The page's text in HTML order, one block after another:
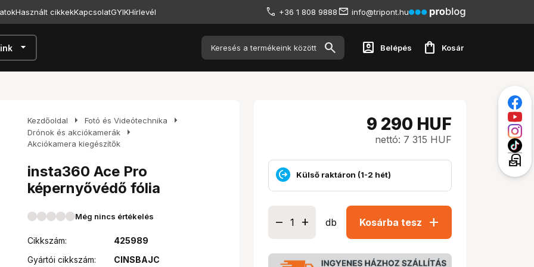
Használt cikkekKapcsolatGYIKHírlevél +36 1 808 9888 info@tripont.hu
arrow_drop_down account_box Belépés shopping_bag Kosár
Kezdőoldal arrow_right Fotó és Videótechnika arrow_right
Drónok és akciókamerák arrow_right
Akciókamera kiegészítők
insta360 Ace Pro
képernyővédő fólia
Még nincs értékelés
Cikkszám:
425989
Gyártói cikkszám:
CINSBAJC
9 290 HUF
nettó: 7 315 HUF
Külső raktáron (1-2 hét)
db Kosárba tesz add
local_post_office